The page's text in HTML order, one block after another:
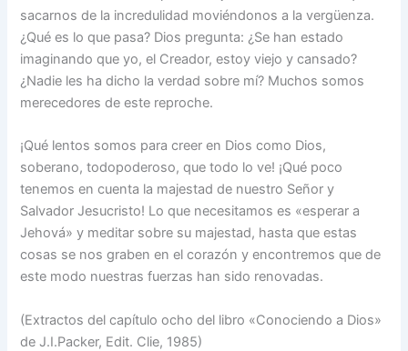
sacarnos de la incredulidad moviéndonos a la vergüenza.
¿Qué es lo que pasa? Dios pregunta: ¿Se han estado
imaginando que yo, el Creador, estoy viejo y cansado?
¿Nadie les ha dicho la verdad sobre mí? Muchos somos
merecedores de este reproche.
¡Qué lentos somos para creer en Dios como Dios,
soberano, todopoderoso, que todo lo ve! ¡Qué poco
tenemos en cuenta la majestad de nuestro Señor y
Salvador Jesucristo! Lo que necesitamos es «esperar a
Jehová» y meditar sobre su majestad, hasta que estas
cosas se nos graben en el corazón y encontremos que de
este modo nuestras fuerzas han sido renovadas.
(Extractos del capítulo ocho del libro «Conociendo a Dios»
de J.I.Packer, Edit. Clie, 1985)